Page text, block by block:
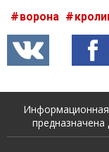
ворона
Информационная